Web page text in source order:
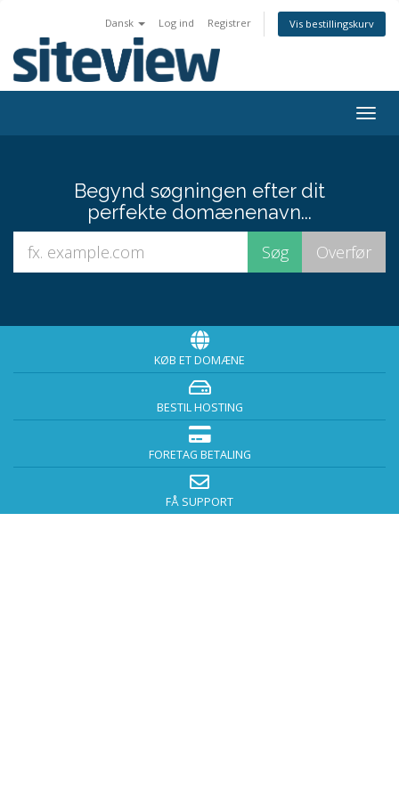
Dansk Log ind Registrer Vis bestillingskurv
Begynd søgningen efter dit
perfekte domænenavn...
KØB ET DOMÆNE
BESTIL HOSTING
FORETAG BETALING
FÅ SUPPORT